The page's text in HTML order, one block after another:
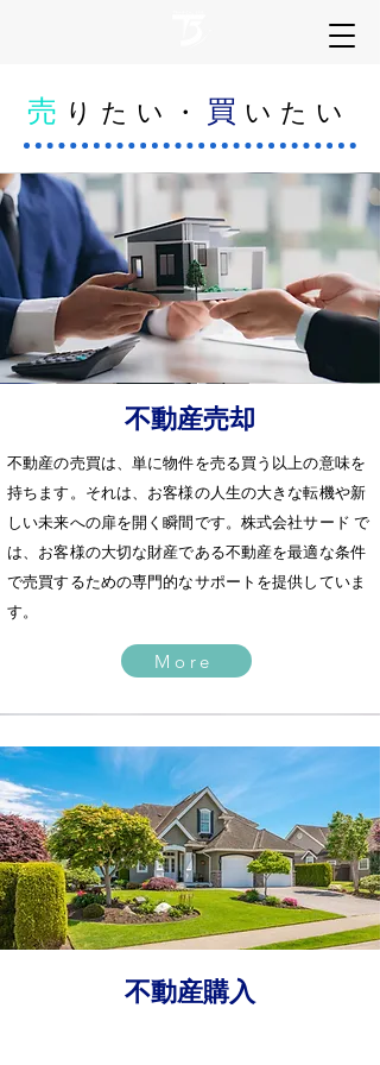
売 りたい・ 買 いたい
​不動産売却
不動産の売買は、単に物件を売る買う以上の意味を
持ちます。それは、お客様の人生の大きな転機や新
しい未来への扉を開く瞬間です。株式会社サード で
は、お客様の大切な財産である不動産を最適な条件
で売買するための専門的なサポートを提供していま
す。
More
不動産購入